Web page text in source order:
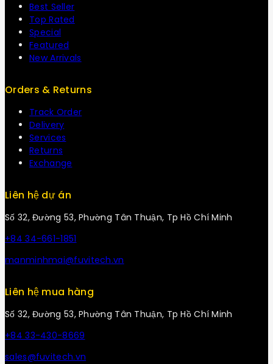
Best Seller
Top Rated
Special
Featured
New Arrivals
Orders & Returns
Track Order
Delivery
Services
Returns
Exchange
Liên hệ dự án
Số 32, Đường 53, Phường Tân Thuận, Tp Hồ Chí Minh
+84 34-661-1851
manminhmai@fuvitech.vn
Liên hệ mua hàng
Số 32, Đường 53, Phường Tân Thuận, Tp Hồ Chí Minh
+84 33-430-8669
sales@fuvitech.vn